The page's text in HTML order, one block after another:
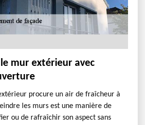
mur extérieur avec
procure un air de fraîcheur à
les murs est une manière de
ou de rafraîchir son aspect sans